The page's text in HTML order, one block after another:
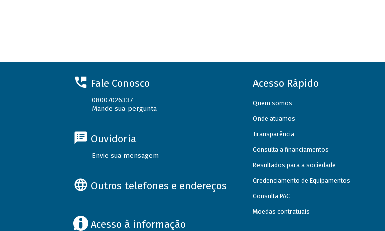
Fale Conosco
08007026337
Mande sua pergunta
Ouvidoria
Envie sua mensagem
Outros telefones e endereços
Acesso à informação
Acesso Rápido
Quem somos
Onde atuamos
Transparência
Consulta a financiamentos
Resultados para a sociedade
Credenciamento de Equipamentos
Consulta PAC
Moedas contratuais